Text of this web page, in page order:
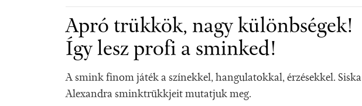
Apró trükkök, nagy különbségek!
Így lesz profi a sminked!
A smink finom játék a színekkel, hangulatokkal, érzésekkel. Siska
Alexandra sminktrükkjeit mutatjuk meg.